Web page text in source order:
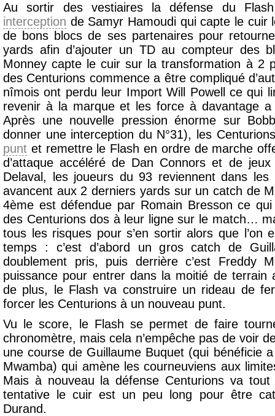
Au sortir des vestiaires la défense du
interception de Samyr Hamoudi qui capte le cuir
de bons blocs de ses partenaires pour
yards afin d’ajouter un TD au compteur des
Monney capte le cuir sur la transformation à 2
des Centurions commence a être compliqué
nîmois ont perdu leur Import Will Powell ce qui
revenir à la marque et les force à davantage
Après une nouvelle pression énorme sur
donner une interception du N°31), les
punt et remettre le Flash en ordre de marche
d’attaque accéléré de Dan Connors et de
Delaval, les joueurs du 93 reviennent dans
avancent aux 2 derniers yards sur un catch de
4ème est défendue par Romain Bresson ce
des Centurions dos à leur ligne sur le match…
tous les risques pour s’en sortir alors que l’on
temps : c’est d’abord un gros catch de
doublement pris, puis derrière c’est Freddy
puissance pour entrer dans la moitié de
de plus, le Flash va construire un rideau de
forcer les Centurions à un nouveau punt.
Vu le score, le Flash se permet de faire
chronomètre, mais cela n’empêche pas de voir
une course de Guillaume Buquet (qui bénéficie
Mwamba) qui amène les courneuviens aux
Mais à nouveau la défense Centurions va
tentative le cuir est un peu long pour être
Durand.